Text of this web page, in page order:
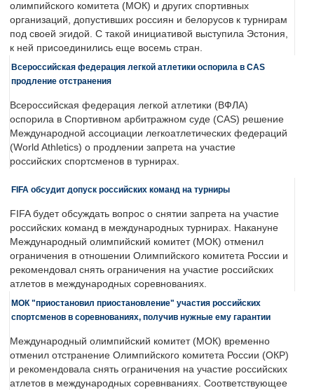
олимпийского комитета (МОК) и других спортивных
организаций, допустивших россиян и белорусов к турнирам
под своей эгидой. С такой инициативой выступила Эстония,
к ней присоединились еще восемь стран.
Всероссийская федерация легкой атлетики оспорила в CAS
продление отстранения
Всероссийская федерация легкой атлетики (ВФЛА)
оспорила в Спортивном арбитражном суде (CAS) решение
Международной ассоциации легкоатлетических федераций
(World Athletics) о продлении запрета на участие
российских спортсменов в турнирах.
FIFA обсудит допуск российских команд на турниры
FIFA будет обсуждать вопрос о снятии запрета на участие
российских команд в международных турнирах. Накануне
Международный олимпийский комитет (МОК) отменил
ограничения в отношении Олимпийского комитета России и
рекомендовал снять ограничения на участие российских
атлетов в международных соревнованиях.
МОК "приостановил приостановление" участия российских
спортсменов в соревнованиях, получив нужные ему гарантии
Международный олимпийский комитет (МОК) временно
отменил отстранение Олимпийского комитета России (ОКР)
и рекомендовала снять ограничения на участие российских
атлетов в международных соревнваниях. Соответствующее